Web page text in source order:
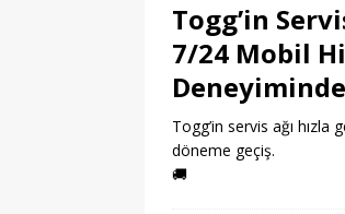
Togg’in
7/24 Mobil
Togg’in servis ağı
döneme geçiş.
🚚